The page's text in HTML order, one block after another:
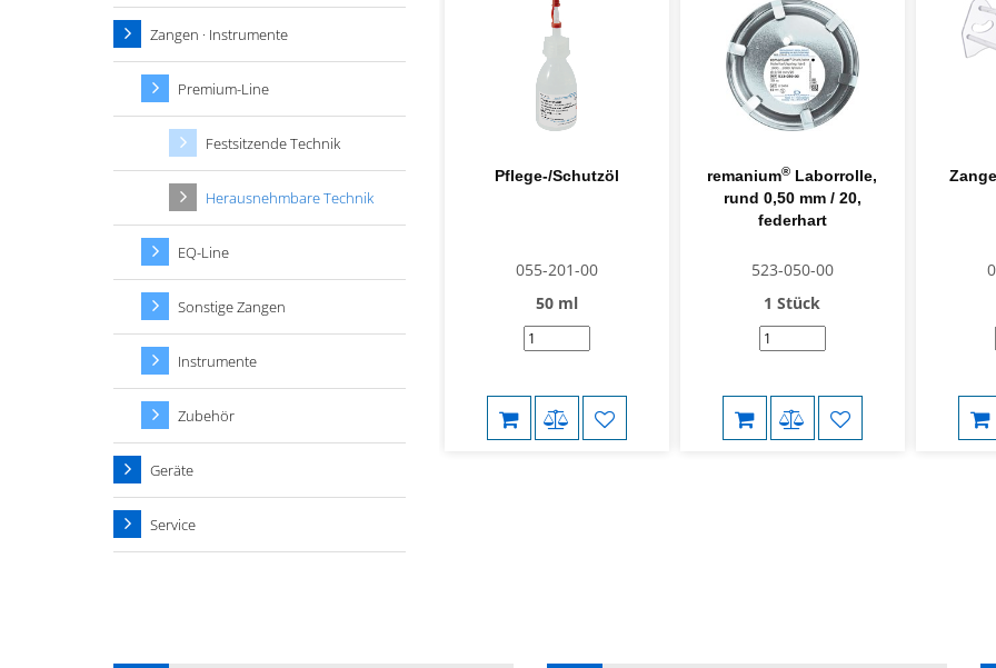
Pflege-/Schutzöl
055-201-00
50 ml
remanium® Laborrolle,
rund 0,50 mm / 20,
federhart
523-050-00
1 Stück
Zangen · Instrumente
Premium-Line
Festsitzende Technik
Herausnehmbare Technik
EQ-Line
Sonstige Zangen
Instrumente
Zubehör
Geräte
Service